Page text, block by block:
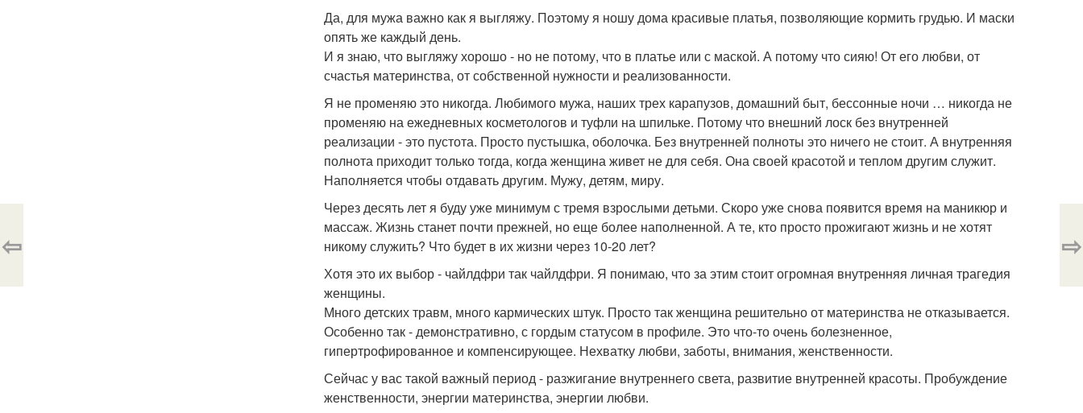
Да, для мужа важно как я выгляжу. Поэтому я ношу дома красивые платья, позволяющие кормить грудью. И маски
опять же каждый день.
И я знаю, что выгляжу хорошо - но не потому, что в платье или с маской. А потому что сияю! От его любви, от
счастья материнства, от собственной нужности и реализованности.
Я не променяю это никогда. Любимого мужа, наших трех карапузов, домашний быт, бессонные ночи … никогда не
променяю на ежедневных косметологов и туфли на шпильке. Потому что внешний лоск без внутренней
реализации - это пустота. Просто пустышка, оболочка. Без внутренней полноты это ничего не стоит. А внутренняя
полнота приходит только тогда, когда женщина живет не для себя. Она своей красотой и теплом другим служит.
Наполняется чтобы отдавать другим. Мужу, детям, миру.
Через десять лет я буду уже минимум с тремя взрослыми детьми. Скоро уже снова появится время на маникюр и
массаж. Жизнь станет почти прежней, но еще более наполненной. А те, кто просто прожигают жизнь и не хотят
никому служить? Что будет в их жизни через 10-20 лет?
Хотя это их выбор - чайлдфри так чайлдфри. Я понимаю, что за этим стоит огромная внутренняя личная трагедия
женщины.
Много детских травм, много кармических штук. Просто так женщина решительно от материнства не отказывается.
Особенно так - демонстративно, с гордым статусом в профиле. Это что-то очень болезненное,
гипертрофированное и компенсирующее. Нехватку любви, заботы, внимания, женственности.
Сейчас у вас такой важный период - разжигание внутреннего света, развитие внутренней красоты. Пробуждение
женственности, энергии материнства, энергии любви.
⇦ ⇨